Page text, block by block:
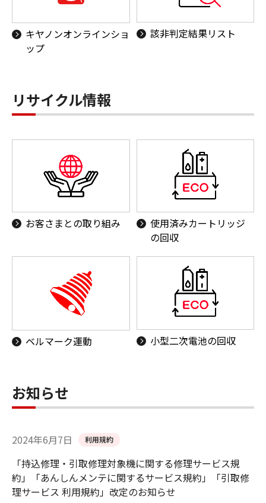
キヤノンオンラインショ
ップ
該非判定結果リスト
リサイクル情報
お客さまとの取り組み
使用済みカートリッジ
の回収
ベルマーク運動 小型二次電池の回収
お知らせ
2024年6月7日 利用規約
「持込修理・引取修理対象機に関する修理サービス規
約」「あんしんメンテに関するサービス規約」「引取修
理サービス 利用規約」改定のお知らせ